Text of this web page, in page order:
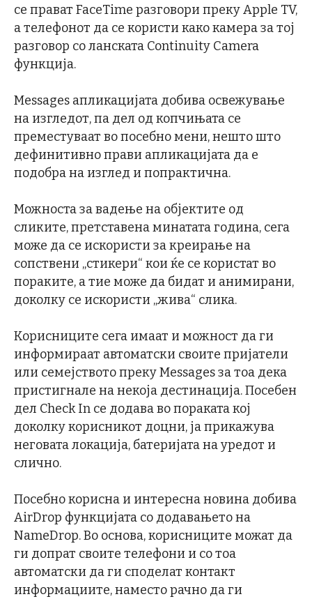
се прават FaceTime разговори преку Apple TV,
а телефонот да се користи како камера за тој
разговор со ланската Continuity Camera
функција.
Messages апликацијата добива освежување
на изгледот, па дел од копчињата се
преместуваат во посебно мени, нешто што
дефинитивно прави апликацијата да е
подобра на изглед и попрактична.
Можноста за вадење на објектите од
сликите, претставена минатата година, сега
може да се искористи за креирање на
сопствени „стикери“ кои ќе се користат во
пораките, а тие може да бидат и анимирани,
доколку се искористи „жива“ слика.
Корисниците сега имаат и можност да ги
информираат автоматски своите пријатели
или семејството преку Messages за тоа дека
пристигнале на некоја дестинација. Посебен
дел Check In се додава во пораката кој
доколку корисникот доцни, ја прикажува
неговата локација, батеријата на уредот и
слично.
Посебно корисна и интересна новина добива
AirDrop функцијата со додавањето на
NameDrop. Во основа, корисниците можат да
ги допрат своите телефони и со тоа
автоматски да ги споделат контакт
информациите, наместо рачно да ги